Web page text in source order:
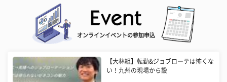
オンラインイベントの参加申込
【大林組】転勤&ジョブローテは怖くな
い！九州の現場から設